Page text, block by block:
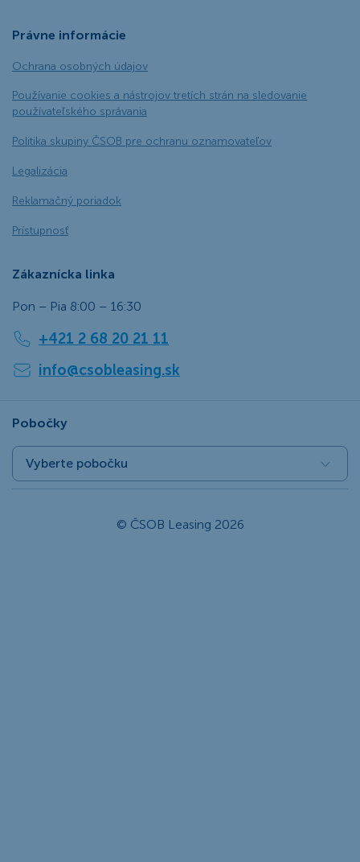
Právne informácie
Ochrana osobných údajov
Používanie cookies a nástrojov tretích strán na sledovanie
používateľského správania
Politika skupiny ČSOB pre ochranu oznamovateľov
Legalizácia
Reklamačný poriadok
Prístupnosť
Zákaznícka linka
Pon – Pia 8:00 – 16:30
+421 2 68 20 21 11
info@csobleasing.sk
Pobočky
Vyberte pobočku
© ČSOB Leasing 2026